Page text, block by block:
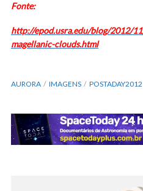
Fonte:
http://epod.usra.edu/blog/2012/
magellanic-clouds.html
AURORA IMAGENS POSTADAY2012